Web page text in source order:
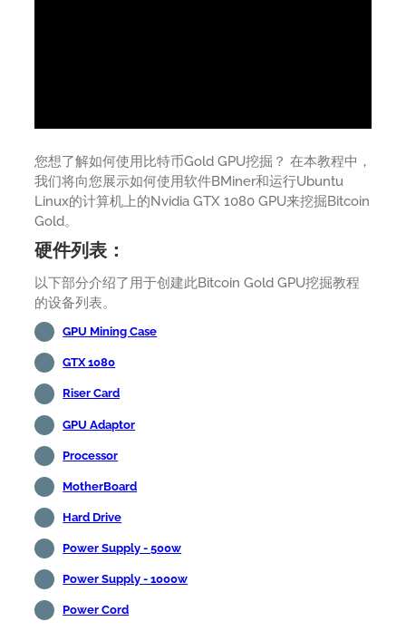
您想了解如何使用比特币Gold GPU挖掘？ 在本教程中，
我们将向您展示如何使用软件BMiner和运行Ubuntu
Linux的计算机上的Nvidia GTX 1080 GPU来挖掘Bitcoin
Gold。
硬件列表：
以下部分介绍了用于创建此Bitcoin Gold GPU挖掘教程
的设备列表。
GPU Mining Case
GTX 1080
Riser Card
GPU Adaptor
Processor
MotherBoard
Hard Drive
Power Supply - 500w
Power Supply - 1000w
Power Cord